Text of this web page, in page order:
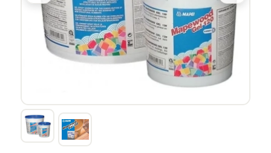
Проектировщикам
Калькуляторы
8
800
550-